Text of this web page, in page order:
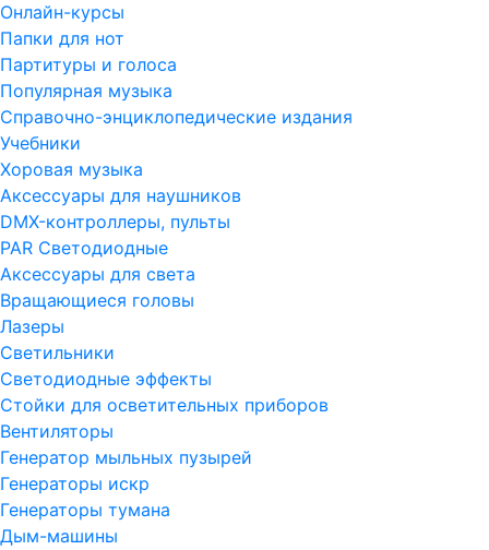
Онлайн-курсы
Папки для нот
Партитуры и голоса
Популярная музыка
Справочно-энциклопедические издания
Учебники
Хоровая музыка
Аксессуары для наушников
DMX-контроллеры, пульты
PAR Светодиодные
Аксессуары для света
Вращающиеся головы
Лазеры
Светильники
Светодиодные эффекты
Стойки для осветительных приборов
Вентиляторы
Генератор мыльных пузырей
Генераторы искр
Генераторы тумана
Дым-машины